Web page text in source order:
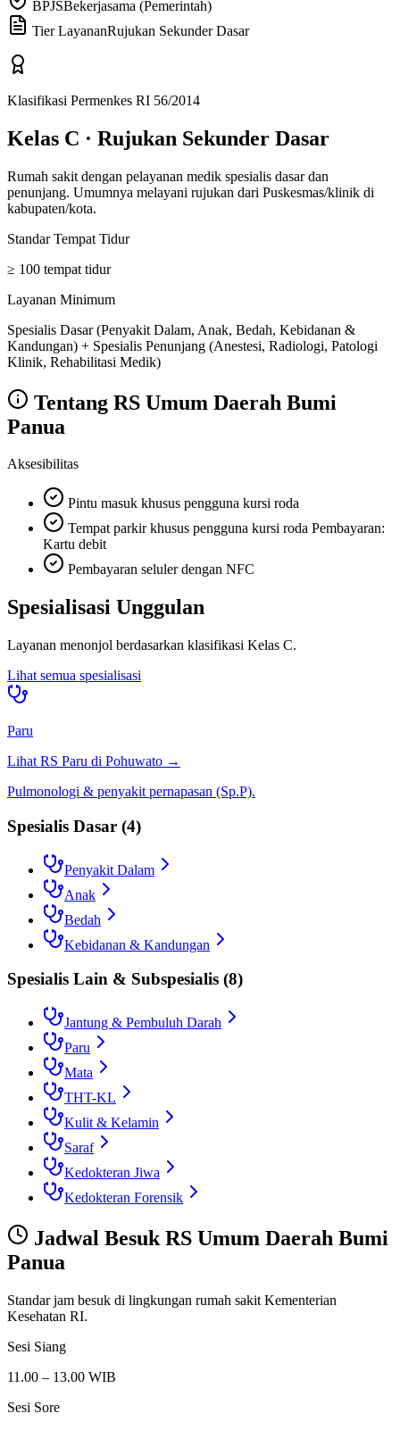
BPJSBekerjasama (Pemerintah)
Tier LayananRujukan Sekunder Dasar
Klasifikasi Permenkes RI 56/2014
Kelas C · Rujukan Sekunder Dasar
Rumah sakit dengan pelayanan medik spesialis dasar dan
penunjang. Umumnya melayani rujukan dari Puskesmas/klinik di
kabupaten/kota.
Standar Tempat Tidur
≥ 100 tempat tidur
Layanan Minimum
Spesialis Dasar (Penyakit Dalam, Anak, Bedah, Kebidanan &
Kandungan) + Spesialis Penunjang (Anestesi, Radiologi, Patologi
Klinik, Rehabilitasi Medik)
Tentang RS Umum Daerah Bumi
Panua
Aksesibilitas
Pintu masuk khusus pengguna kursi roda
Tempat parkir khusus pengguna kursi roda Pembayaran:
Kartu debit
Pembayaran seluler dengan NFC
Spesialisasi Unggulan
Layanan menonjol berdasarkan klasifikasi Kelas C.
Lihat semua spesialisasi
Paru
Lihat RS Paru di Pohuwato →
Pulmonologi & penyakit pernapasan (Sp.P).
Spesialis Dasar (4)
Penyakit Dalam
Anak
Bedah
Kebidanan & Kandungan
Spesialis Lain & Subspesialis (8)
Jantung & Pembuluh Darah
Paru
Mata
THT-KL
Kulit & Kelamin
Saraf
Kedokteran Jiwa
Kedokteran Forensik
Jadwal Besuk RS Umum Daerah Bumi
Panua
Standar jam besuk di lingkungan rumah sakit Kementerian
Kesehatan RI.
Sesi Siang
11.00 – 13.00 WIB
Sesi Sore